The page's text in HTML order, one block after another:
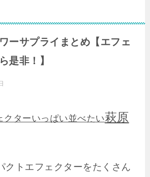
ーサプライまとめ【エフェ
是非！】
クターいっぱい並べたい萩原
クトエフェクターをたくさん